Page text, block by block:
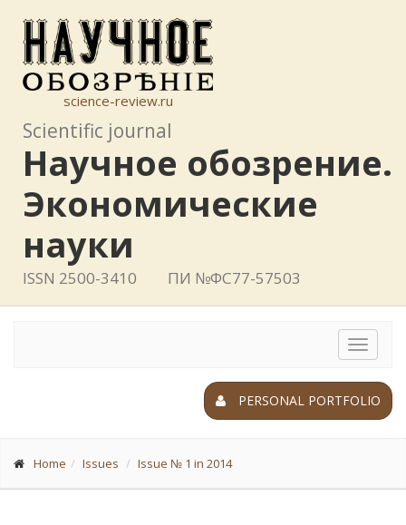
science-review.ru
Scientific journal
Научное обозрение.
Экономические
науки
ISSN 2500-3410 ПИ №ФС77-57503
Toggle
PERSONAL PORTFOLIO
Home Issues Issue № 1 in 2014